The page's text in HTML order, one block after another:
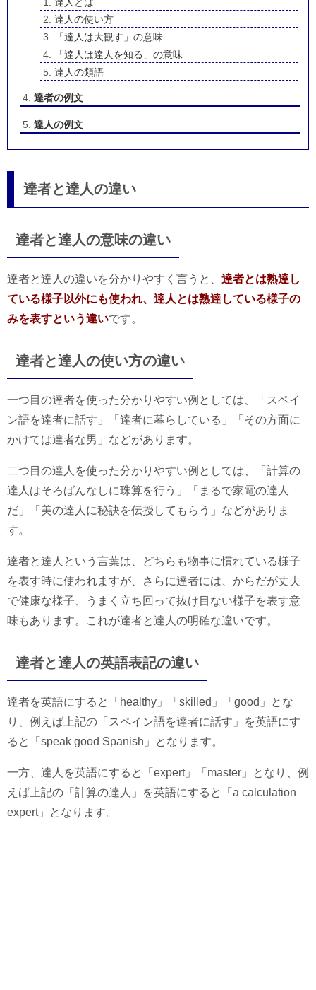
達人の使い方
「達人は大観す」の意味
「達人は達人を知る」の意味
達人の類語
達者の例文
達人の例文
達者と達人の違い
達者と達人の意味の違い
達者と達人の違いを分かりやすく言うと、 達者とは熟達し
ている様子以外にも使われ、達人とは熟達している様子の
みを表すという違いです。
達者と達人の使い方の違い
一つ目の達者を使った分かりやすい例としては、「スペイ
ン語を達者に話す」「達者に暮らしている」「その方面に
かけては達者な男」などがあります。
二つ目の達人を使った分かりやすい例としては、「計算の
達人はそろばんなしに珠算を行う」「まるで家電の達人
だ」「美の達人に秘訣を伝授してもらう」などがありま
す。
達者と達人という言葉は、どちらも物事に慣れている様子
を表す時に使われますが、さらに達者には、からだが丈夫
で健康な様子、うまく立ち回って抜け目ない様子を表す意
味もあります。これが達者と達人の明確な違いです。
達者と達人の英語表記の違い
達者を英語にすると「healthy」「skilled」「good」とな
り、例えば上記の「スペイン語を達者に話す」を英語にす
ると「speak good Spanish」となります。
一方、達人を英語にすると「expert」「master」となり、例
えば上記の「計算の達人」を英語にすると「a calculation
expert」となります。